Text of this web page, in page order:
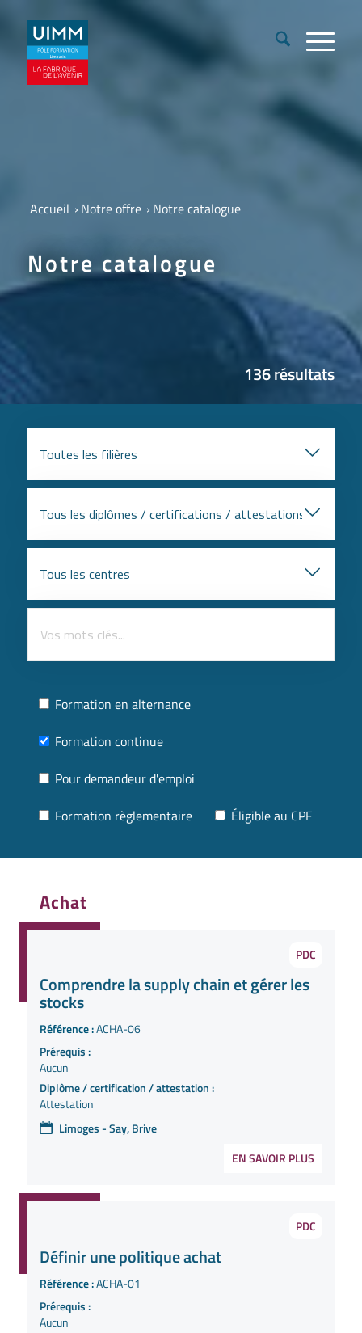
Accueil › Notre offre › Notre catalogue
Notre catalogue
136 résultats
Formation en alternance
Formation continue
Pour demandeur d'emploi
Formation règlementaire
Éligible au CPF
Achat
PDC
Comprendre la supply chain et gérer les
stocks
Référence :ACHA-06
Prérequis :
Aucun
Diplôme / certification / attestation :
Attestation
Limoges - Say, Brive
EN SAVOIR PLUS
PDC
Définir une politique achat
Référence :ACHA-01
Prérequis :
Aucun